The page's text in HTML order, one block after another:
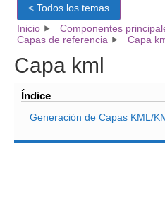
< Todos los temas
Inicio
Componentes
Capas de referencia
Capa
Capa kml
Índice
Generación de Capas KML/